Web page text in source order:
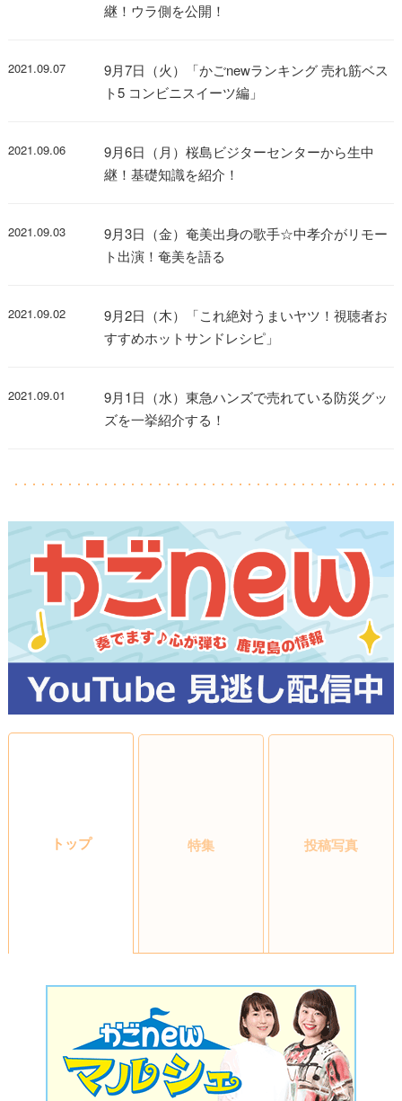
継！ウラ側を公開！
2021.09.07
9月7日（火）「かごnewランキング 売れ筋ベス
ト5 コンビニスイーツ編」
2021.09.06
9月6日（月）桜島ビジターセンターから生中
継！基礎知識を紹介！
2021.09.03
9月3日（金）奄美出身の歌手☆中孝介がリモー
ト出演！奄美を語る
2021.09.02
9月2日（木）「これ絶対うまいヤツ！視聴者お
すすめホットサンドレシピ」
2021.09.01
9月1日（水）東急ハンズで売れている防災グッ
ズを一挙紹介する！
トップ 特集 投稿写真